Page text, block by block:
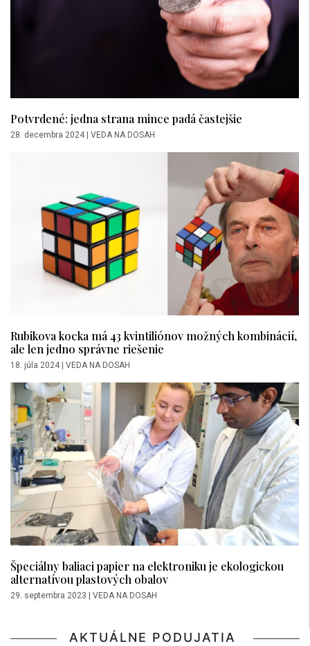
Potvrdené: jedna strana mince padá častejšie
28. decembra 2024 | VEDA NA DOSAH
Rubikova kocka má 43 kvintiliónov možných kombinácií,
ale len jedno správne riešenie
18. júla 2024 VEDA NA DOSAH
Špeciálny baliaci papier na elektroniku je ekologickou
alternatívou plastových obalov
29. septembra 2023 VEDA NA DOSAH
AKTUÁLNE PODUJATIA